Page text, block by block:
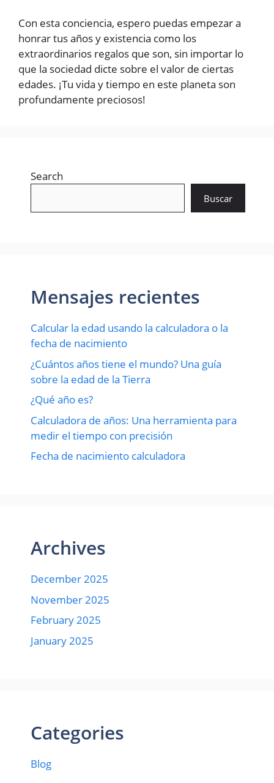
Con esta conciencia, espero puedas empezar a
honrar tus años y existencia como los
extraordinarios regalos que son, sin importar lo
que la sociedad dicte sobre el valor de ciertas
edades. ¡Tu vida y tiempo en este planeta son
profundamente preciosos!
Search
Buscar
Mensajes recientes
Calcular la edad usando la calculadora o la
fecha de nacimiento
¿Cuántos años tiene el mundo? Una guía
sobre la edad de la Tierra
¿Qué año es?
Calculadora de años: Una herramienta para
medir el tiempo con precisión
Fecha de nacimiento calculadora
Archives
December 2025
November 2025
February 2025
January 2025
Categories
Blog